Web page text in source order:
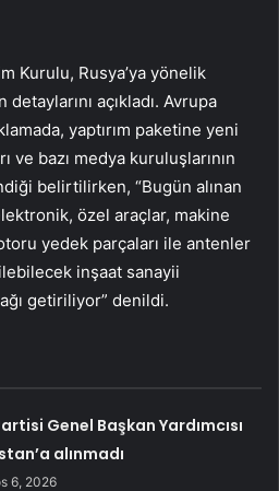
Kurulu, Rusya’ya yönelik
detaylarını açıkladı. Avrupa
yaptırım paketine yeni
ve bazı medya kuruluşlarının
belirtilirken, “Bugün alınan
özel araçlar, makine
yedek parçaları ile antenler
inşaat sanayii
getiriliyor” denildi.
Genel Başkan Yardımcısı
alınmadı
6, 2026